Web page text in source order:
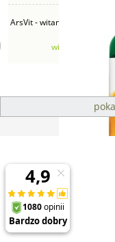
Swanson
ArsVit -
NIP:
Sklep